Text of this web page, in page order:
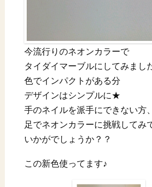
今流行りのネオンカラーで
タイダイマーブルにしてみまし
色でインパクトがある分
デザインはシンプルに★
手のネイルを派手にできない方、
足でネオンカラーに挑戦してみ
いかがでしょうか？？
この新色使ってます♪